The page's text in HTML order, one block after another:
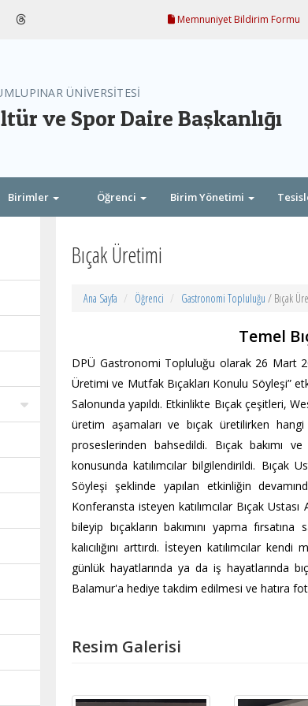
Memnuniyet Bildirim Formu
ÜNİVERSİTESİ
ve Spor Daire Başkanlığı
Birimler Öğrenci Birim Yönetimi
Bıçak Üretimi
Ana Sayfa Öğrenci Gastronomi Topluluğu / Bıçak
Temel
DPÜ Gastronomi Topluluğu olarak 26 Mart
Üretimi ve Mutfak Bıçakları Konulu Söyleşi”
Salonunda yapıldı. Etkinlikte Bıçak çeşitleri,
üretim aşamaları ve bıçak üretilirken
proseslerinden bahsedildi. Bıçak bakımı
konusunda katılımcılar bilgilendirildi. Bıçak
Söyleşi şeklinde yapılan etkinliğin
Konferansta isteyen katılımcılar Bıçak
bileyip bıçakların bakımını yapma
kalıcılığını arttırdı. İsteyen katılımcılar
günlük hayatlarında ya da iş hayatlarında
Balamur'a hediye takdim edilmesi ve hatıra
Resim Galerisi